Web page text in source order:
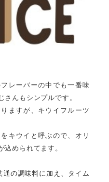
レーバーの中でも一番味
さんもシンプルです。
ますが、キウイフルーツ
キウイと呼ぶので、オリ
込められてます。
通の調味料に加え、タイム